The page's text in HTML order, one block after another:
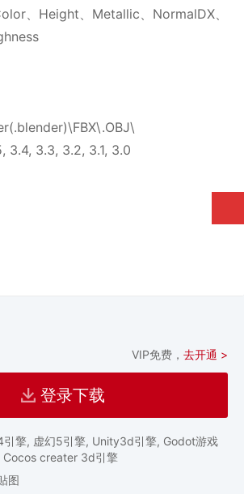
、Height、Metallic、NormalDX、
3.4, 3.3, 3.2, 3.1, 3.0
VIP免费， 去开通 >
登录下载
引擎, 虚幻5引擎, Unity3d引擎, Godot游戏
Cocos creater 3d引擎
图